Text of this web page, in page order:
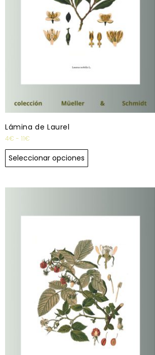
Lámina de Laurel
4€ - 11€
Seleccionar opciones